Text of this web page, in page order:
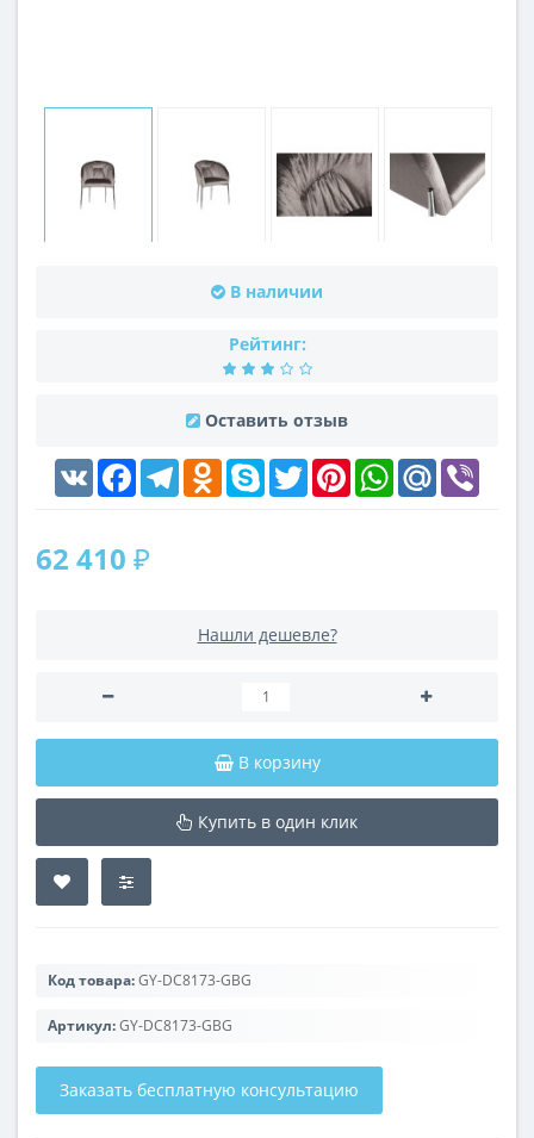
В наличии
Рейтинг:
Оставить отзыв
VK FacebookTelegramOdnoklassniki
Skype Twitter PinterestWhatsAppMail.Ru
62 410 ₽
Нашли дешевле?
В корзину
Купить в один клик
Код товара:GY-DC8173-GBG
Артикул:GY-DC8173-GBG
Заказать бесплатную консультацию